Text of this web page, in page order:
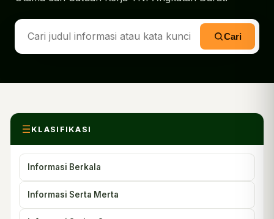
Cari
KLASIFIKASI
Informasi Berkala
Informasi Serta Merta